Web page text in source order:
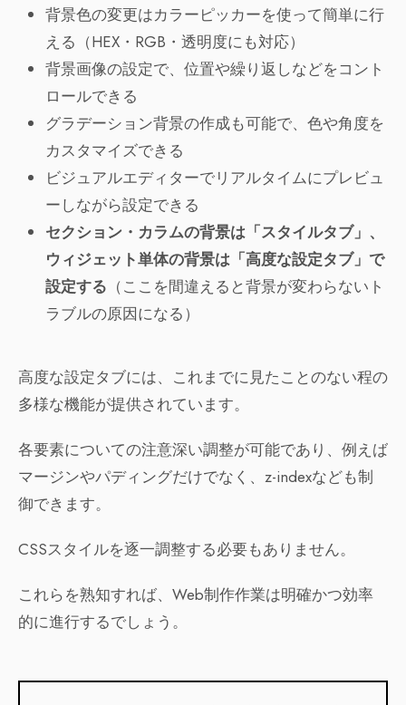
背景色の変更はカラーピッカーを使って簡単に行
える（HEX・RGB・透明度にも対応）
背景画像の設定で、位置や繰り返しなどをコント
ロールできる
グラデーション背景の作成も可能で、色や角度を
カスタマイズできる
ビジュアルエディターでリアルタイムにプレビュ
ーしながら設定できる
セクション・カラムの背景は「スタイルタブ」、
ウィジェット単体の背景は「高度な設定タブ」で
設定する （ここを間違えると背景が変わらないト
ラブルの原因になる）
高度な設定タブには、これまでに見たことのない程の
多様な機能が提供されています。
各要素についての注意深い調整が可能であり、例えば
マージンやパディングだけでなく、z-indexなども制
御できます。
CSSスタイルを逐一調整する必要もありません。
これらを熟知すれば、Web制作作業は明確かつ効率
的に進行するでしょう。